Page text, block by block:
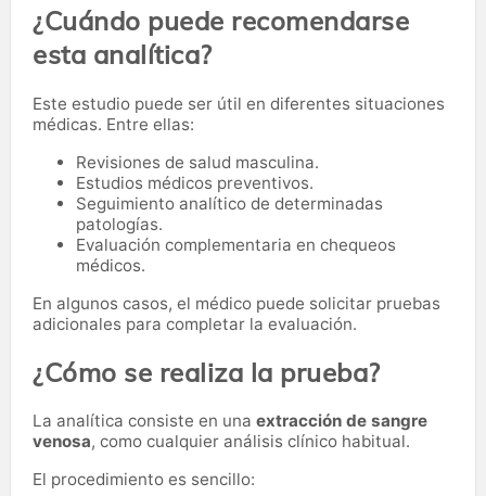
¿Cuándo puede recomendarse
esta analítica?
Este estudio puede ser útil en diferentes situaciones
médicas. Entre ellas:
Revisiones de salud masculina.
Estudios médicos preventivos.
Seguimiento analítico de determinadas
patologías.
Evaluación complementaria en chequeos
médicos.
En algunos casos, el médico puede solicitar pruebas
adicionales para completar la evaluación.
¿Cómo se realiza la prueba?
La analítica consiste en una extracción de sangre
venosa, como cualquier análisis clínico habitual.
El procedimiento es sencillo: